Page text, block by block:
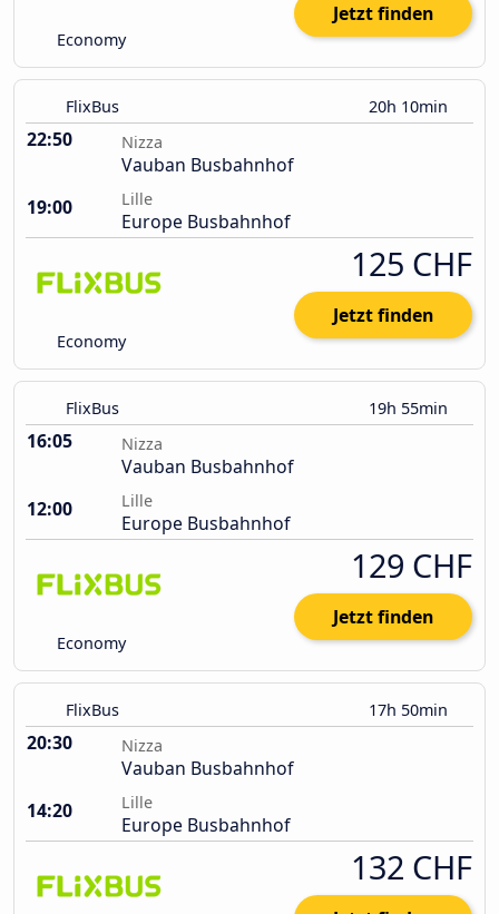
Economy
Jetzt finden
FlixBus 20h 10min
22:50 Nizza
Vauban Busbahnhof
19:00
Lille
Europe Busbahnhof
Economy
125 CHF
Jetzt finden
FlixBus 19h 55min
16:05 Nizza
Vauban Busbahnhof
12:00
Lille
Europe Busbahnhof
Economy
129 CHF
Jetzt finden
FlixBus 17h 50min
20:30 Nizza
Vauban Busbahnhof
14:20
Lille
Europe Busbahnhof
132 CHF